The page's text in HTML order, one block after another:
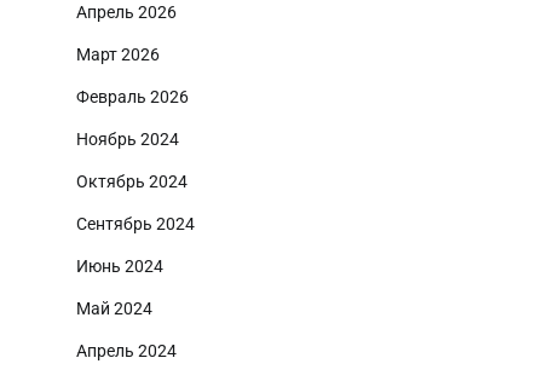
Апрель 2026
Март 2026
Февраль 2026
Ноябрь 2024
Октябрь 2024
Сентябрь 2024
Июнь 2024
Май 2024
Апрель 2024